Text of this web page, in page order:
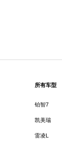
所有车型
铂智7
凯美瑞
雷凌L